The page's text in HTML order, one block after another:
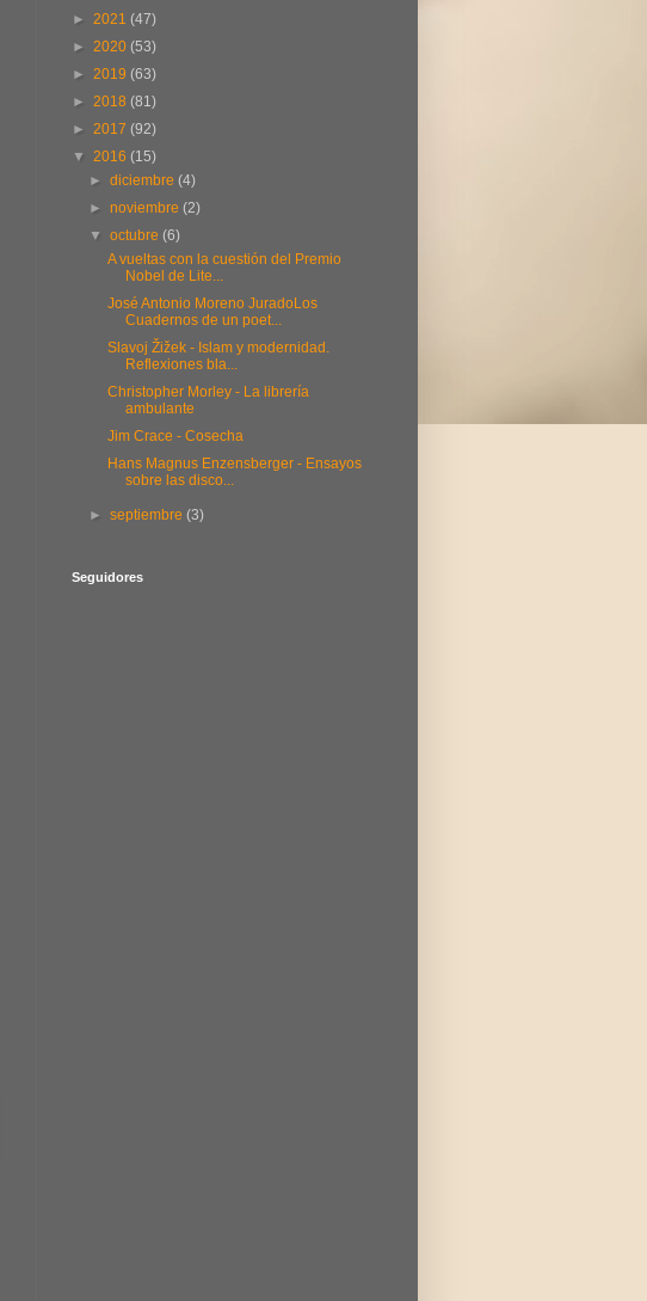
► 2021 (47)
► 2020 (53)
► 2019 (63)
► 2018 (81)
► 2017 (92)
▼ 2016 (15)
►diciembre(4)
►noviembre(2)
▼octubre(6)
A vueltas con la cuestión del Premio
Nobel de Lite...
José Antonio Moreno JuradoLos
Cuadernos de un poet...
Slavoj Žižek - Islam y modernidad.
Reflexiones bla...
Christopher Morley - La librería
ambulante
Jim Crace - Cosecha
Hans Magnus Enzensberger - Ensayos
sobre las disco...
►septiembre(3)
Seguidores